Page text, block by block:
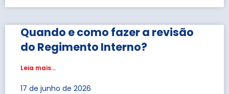
Quando e como fazer a revisão
do Regimento Interno?
Leia mais...
17 de junho de 2026